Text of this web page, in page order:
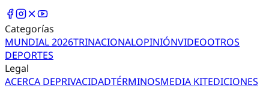
Categorías
MUNDIAL 2026TRINACIONALOPINIÓNVIDEOOTROS
DEPORTES
Legal
ACERCA DEPRIVACIDADTÉRMINOSMEDIA KITEDICIONES